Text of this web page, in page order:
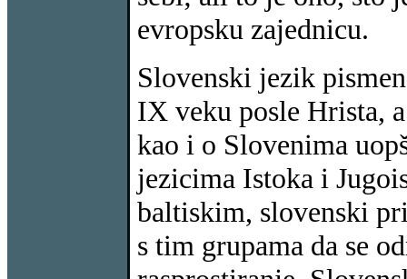
evropsku zajednicu.
Slovenski jezik
IX veku posle Hrista,
kao i o Slovenima
jezicima Istoka i
baltiskim, slovenski
s tim grupama da se